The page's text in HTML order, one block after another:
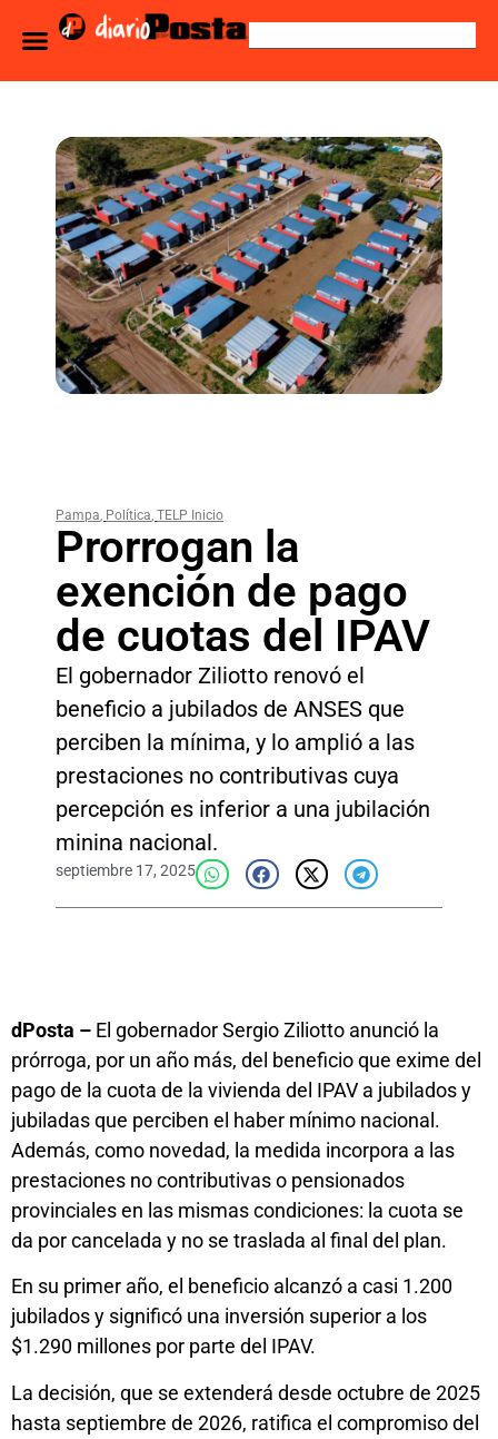
Pampa, Política, TELP Inicio
Prorrogan la
exención de pago
de cuotas del IPAV
El gobernador Ziliotto renovó el
beneficio a jubilados de ANSES que
perciben la mínima, y lo amplió a las
prestaciones no contributivas cuya
percepción es inferior a una jubilación
minina nacional.
septiembre 17, 2025
dPosta – El gobernador Sergio Ziliotto anunció la
prórroga, por un año más, del beneficio que exime del
pago de la cuota de la vivienda del IPAV a jubilados y
jubiladas que perciben el haber mínimo nacional.
Además, como novedad, la medida incorpora a las
prestaciones no contributivas o pensionados
provinciales en las mismas condiciones: la cuota se
da por cancelada y no se traslada al final del plan.
En su primer año, el beneficio alcanzó a casi 1.200
jubilados y significó una inversión superior a los
$1.290 millones por parte del IPAV.
La decisión, que se extenderá desde octubre de 2025
hasta septiembre de 2026, ratifica el compromiso del